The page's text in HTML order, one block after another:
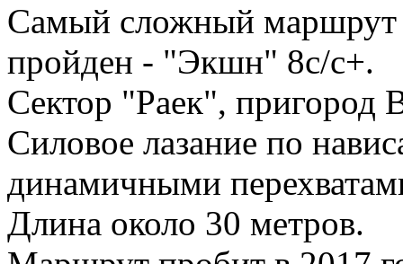
Самый сложный маршрут
пройден - "Экшн" 8с/с+.
Сектор "Раек", пригород
Силовое лазание по
динамичными
Длина около 30 метров.